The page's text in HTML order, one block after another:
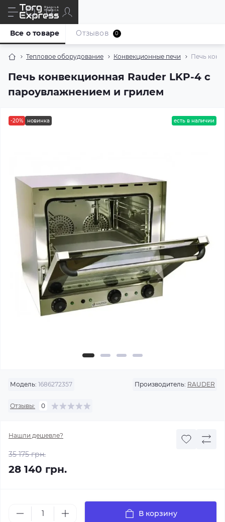
Тепловое оборудование Конвекционные печи Печь
Печь конвекционная Rauder LKP-4 с
пароувлажнением и грилем
Все о товаре Отзывов 0
-20% новинка есть в наличии
Модель: 1686272357 Производитель: RAUDER
Отзывы: 0
Нашли дешевле?
35 175 грн.
28 140 грн.
В корзину